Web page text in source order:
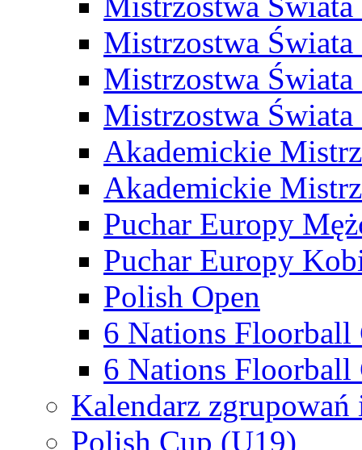
Mistrzostwa
Mistrzostwa
Mistrzostwa
Akademickie
Akademickie
Puchar Europy
Puchar Europy
Polish Open
6 Nations Floorball
6 Nations Floorball
Kalendarz
Polish Cup (U19)